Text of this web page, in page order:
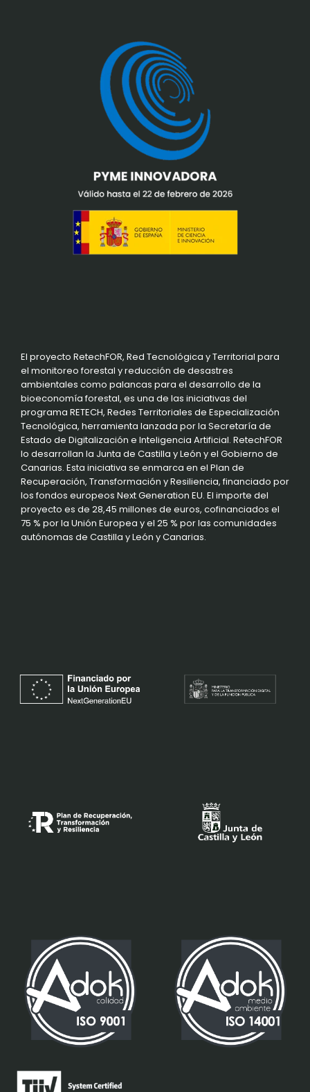
El proyecto RetechFOR, Red Tecnológica y Territorial para
el monitoreo forestal y reducción de desastres
ambientales como palancas para el desarrollo de la
bioeconomía forestal, es una de las iniciativas del
programa RETECH, Redes Territoriales de Especialización
Tecnológica, herramienta lanzada por la Secretaría de
Estado de Digitalización e Inteligencia Artificial. RetechFOR
lo desarrollan la Junta de Castilla y León y el Gobierno de
Canarias. Esta iniciativa se enmarca en el Plan de
Recuperación, Transformación y Resiliencia, financiado por
los fondos europeos Next Generation EU. El importe del
proyecto es de 28,45 millones de euros, cofinanciados el
75 % por la Unión Europea y el 25 % por las comunidades
autónomas de Castilla y León y Canarias.